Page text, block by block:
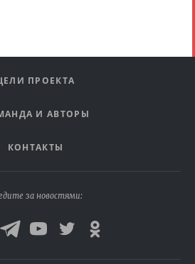
ПРОЕКТА
И АВТОРЫ
КОНТАКТЫ
за новостями: